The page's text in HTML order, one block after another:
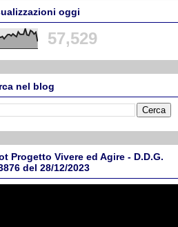
oggi
57,529
nel blog
Progetto Vivere ed Agire - D.D.G.
del 28/12/2023